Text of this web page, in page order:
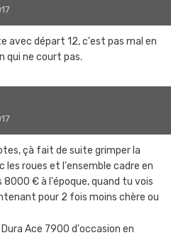
départ 12, c'est pas mal en
qui ne court pas.
çà fait de suite grimper la
les roues et l'ensemble cadre en
€ à l'époque, quand tu vois
pour 2 fois moins chère ou
Ace 7900 d'occasion en